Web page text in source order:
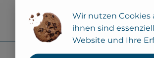
Wir nutzen Cookies
ihnen sind
Website und Ihre